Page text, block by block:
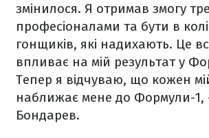
змінилося. Я отримав змогу
професіоналами та бути в
гонщиків, які надихають. Це
впливає на мій результат у
Тепер я відчуваю, що кожен
наближає мене до Формули-1,
Бондарев.